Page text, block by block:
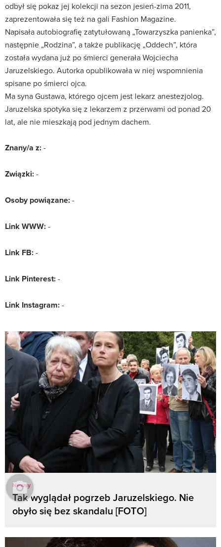
odbył się pokaz jej kolekcji na sezon jesień-zima 2011,
zaprezentowała się też na gali Fashion Magazine.
Napisała autobiografię zatytułowaną „Towarzyszka panienka”,
następnie „Rodzina”, a także publikację „Oddech”, która
została wydana już po śmierci generała Wojciecha
Jaruzelskiego. Autorka opublikowała w niej wspomnienia
spisane po śmierci ojca.
Ma syna Gustawa, którego ojcem jest lekarz anestezjolog.
Jaruzelska spotyka się z lekarzem z przerwami od ponad 20
lat, ale nie mieszkają pod jednym dachem.
Znany/a z:-
Związki:-
Osoby powiązane:-
Link WWW:-
Link FB:-
Link Pinterest:-
Link Instagram:-
Newsy
Tak wyglądał pogrzeb Jaruzelskiego. Nie
obyło się bez skandalu [FOTO]